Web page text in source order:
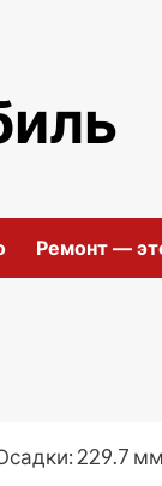
Ремонт —
229.7